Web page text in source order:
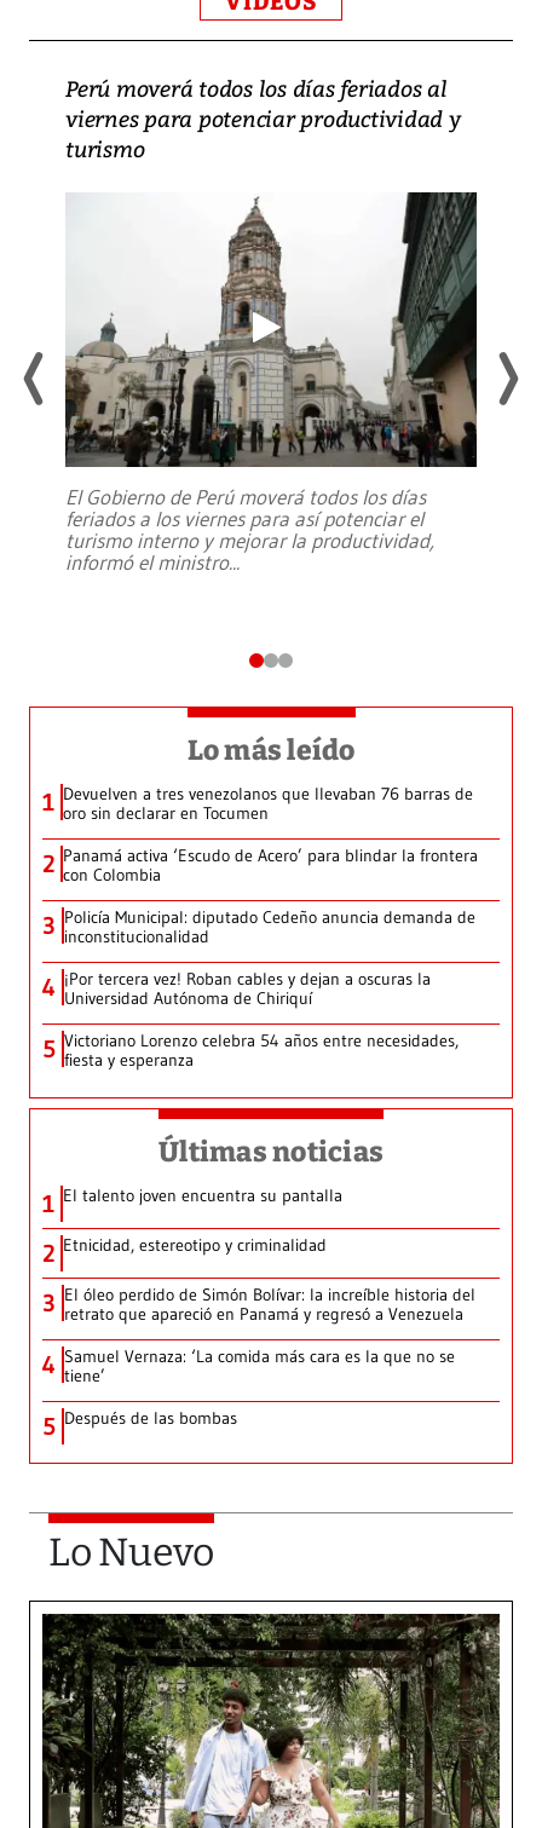
Perú moverá todos los días feriados al
viernes para potenciar productividad y
turismo
El Gobierno de Perú moverá todos los días
feriados a los viernes para así potenciar el
turismo interno y mejorar la productividad,
informó el ministro...
Lo más leído
1 Devuelven a tres venezolanos que llevaban 76 barras de
oro sin declarar en Tocumen
2 Panamá activa ‘Escudo de Acero’ para blindar la frontera
con Colombia
3 Policía Municipal: diputado Cedeño anuncia demanda de
inconstitucionalidad
4 ¡Por tercera vez! Roban cables y dejan a oscuras la
Universidad Autónoma de Chiriquí
5 Victoriano Lorenzo celebra 54 años entre necesidades,
fiesta y esperanza
Últimas noticias
1 El talento joven encuentra su pantalla​
2 Etnicidad, estereotipo y criminalidad
3 El óleo perdido de Simón Bolívar: la increíble historia del
retrato que apareció en Panamá y regresó a Venezuela
4 Samuel Vernaza: ‘La comida más cara es la que no se
tiene’
5 Después de las bombas
Lo Nuevo